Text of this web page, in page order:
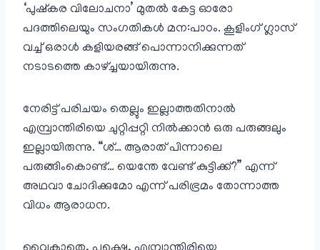
‘പുഷ്കര വിലോചനാ’ മുതൽ കേട്ട ഓരോ
പദത്തിലെയും സംഗതികൾ മന:പാഠം. കൂളിംഗ് ഗ്ലാസ്
വച്ച് ഒരാൾ കളിയരങ്ങ് പൊന്നാനിക്കുന്നത്
നടാടത്തെ കാഴ്ച്ചയായിരുന്നു.
നേരിട്ട് പരിചയം തെല്ലും ഇല്ലാത്തതിനാൽ
എമ്പ്രാന്തിരിയെ ചുറ്റിപ്പറ്റി നിൽക്കാൻ ഒരു പരുങ്ങലും
ഇല്ലായിരുന്നു. “ശ്… ആരാത് പിന്നാലെ
പരുങ്ങിംകൊണ്ട്… യെന്തേ വേണ്ട് കുട്ടിക്ക്?” എന്ന്
അഥവാ ചോദിക്കുമോ എന്ന് പരിഭ്രമം തോന്നാത്ത
വിധം ആരാധന.